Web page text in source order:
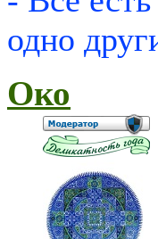
одно
Око